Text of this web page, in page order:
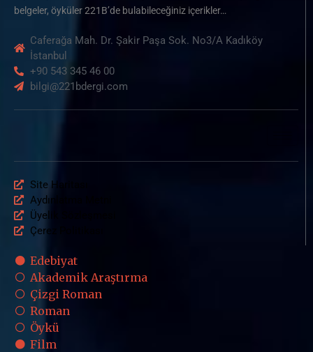
belgeler, öyküler 221B’de bulabileceğiniz içerikler…
Caferağa Mah. Dr. Şakir Paşa Sok. No3/A Kadıköy
İstanbul
+90 543 345 46 00
bilgi@221bdergi.com
Site Haritası
Aydınlatma Metni
Üyelik Sözleşmesi
Çerez Politikası
Edebiyat
Akademik Araştırma
Çizgi Roman
Roman
Öykü
Film